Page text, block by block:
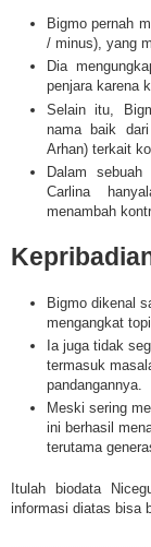
Bigmo pernah
/ minus), yang
Dia
penjara karena
Selain itu,
nama baik
Arhan) terkait
Dalam
Carlina
menambah
Bigmo dikenal
mengangkat
Ia juga tidak
termasuk
pandangannya.
Meski sering
ini berhasil
terutama
Itulah
biodata
informasi diatas bisa